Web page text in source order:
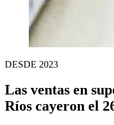
DESDE 2023
Las ventas en
Ríos cayeron el